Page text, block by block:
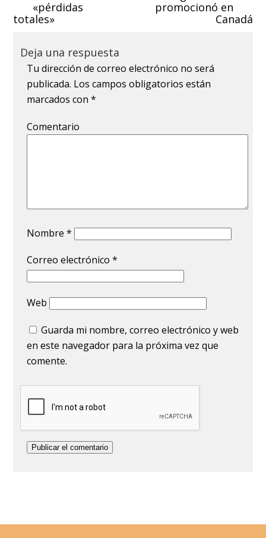
«pérdidas
totales»
promocionó en
Canadá
Deja una respuesta
Tu dirección de correo electrónico no será
publicada. Los campos obligatorios están
marcados con*
Comentario
Nombre*
Correo electrónico*
Web
Guarda mi nombre, correo electrónico y web
en este navegador para la próxima vez que
comente.